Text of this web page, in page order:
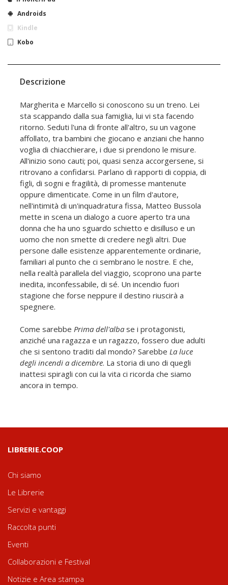
Androids
Kindle
Kobo
Descrizione
Margherita e Marcello si conoscono su un treno. Lei
sta scappando dalla sua famiglia, lui vi sta facendo
ritorno. Seduti l'una di fronte all'altro, su un vagone
affollato, tra bambini che giocano e anziani che hanno
voglia di chiacchierare, i due si prendono le misure.
All'inizio sono cauti; poi, quasi senza accorgersene, si
ritrovano a confidarsi. Parlano di rapporti di coppia, di
figli, di sogni e fragilità, di promesse mantenute
oppure dimenticate. Come in un film d'autore,
nell'intimità di un'inquadratura fissa, Matteo Bussola
mette in scena un dialogo a cuore aperto tra una
donna che ha uno sguardo schietto e disilluso e un
uomo che non smette di credere negli altri. Due
persone dalle esistenze apparentemente ordinarie,
familiari al punto che ci sembrano le nostre. E che,
nella realtà parallela del viaggio, scoprono una parte
inedita, inconfessabile, di sé. Un incendio fuori
stagione che forse neppure il destino riuscirà a
spegnere.
Come sarebbe Prima dell'alba se i protagonisti,
anziché una ragazza e un ragazzo, fossero due adulti
che si sentono traditi dal mondo? Sarebbe La luce
degli incendi a dicembre. La storia di uno di quegli
inattesi spiragli con cui la vita ci ricorda che siamo
ancora in tempo.
LIBRERIE.COOP
Chi siamo
Le Librerie
Servizi e vantaggi
Raccolta punti
Eventi
Collaborazioni e Festival
Notizie e Area stampa